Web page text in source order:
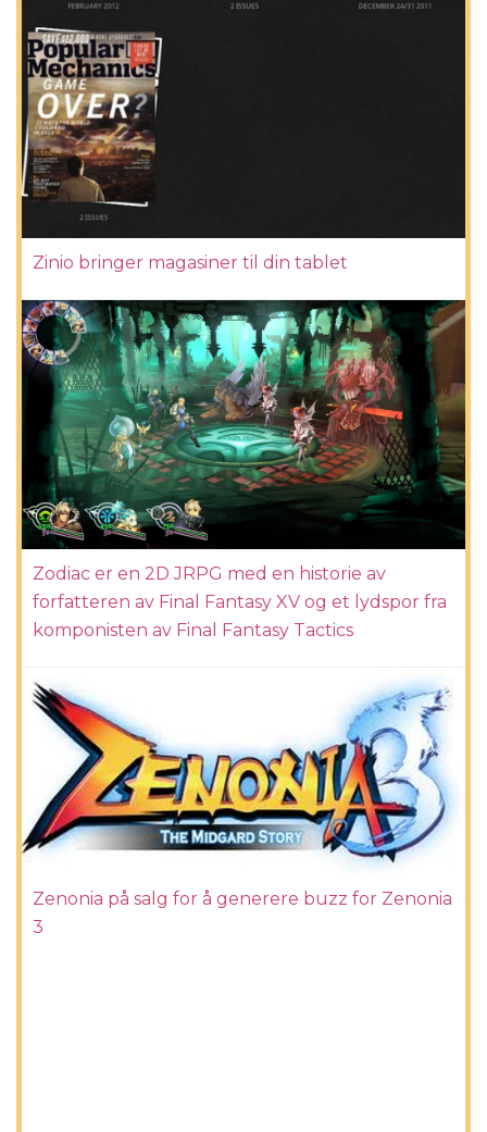
Zinio bringer magasiner til din tablet
Zodiac er en 2D JRPG med en historie av
forfatteren av Final Fantasy XV og et lydspor fra
komponisten av Final Fantasy Tactics
Zenonia på salg for å generere buzz for Zenonia
3